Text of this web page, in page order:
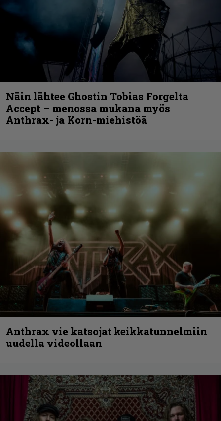
Näin lähtee Ghostin Tobias Forgelta
Accept – menossa mukana myös
Anthrax- ja Korn-miehistöä
Anthrax vie katsojat keikkatunnelmiin
uudella videollaan